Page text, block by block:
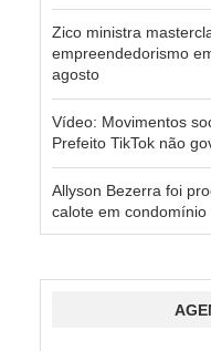
Zico ministra
empreendedorismo
agosto
Vídeo: Movimentos
Prefeito TikTok não
Allyson Bezerra foi
calote em condomínio